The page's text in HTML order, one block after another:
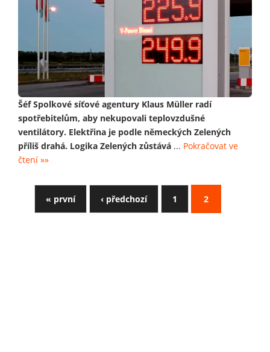
Šéf Spolkové síťové agentury Klaus Müller radí
spotřebitelům, aby nekupovali teplovzdušné
ventilátory. Elektřina je podle německých Zelených
příliš drahá. Logika Zelených zůstává ... Pokračovat ve
čtení »»
« první ‹ předchozí 1 2